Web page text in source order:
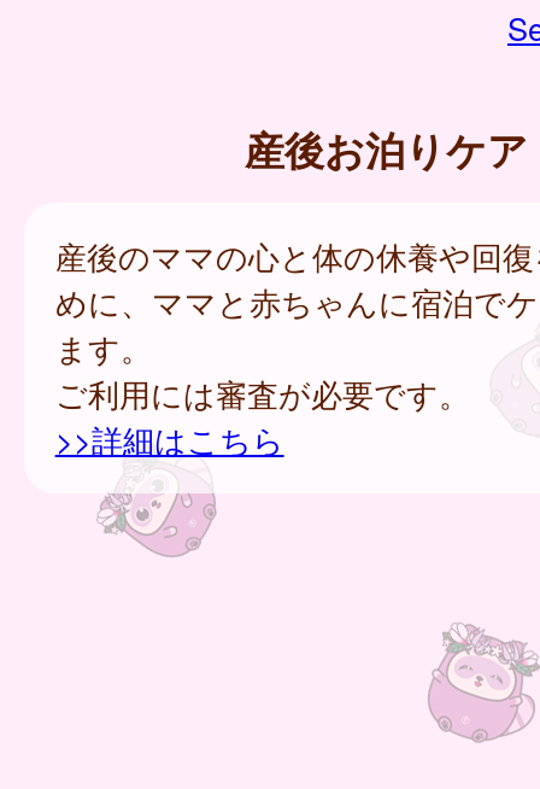
産後お泊りケア
産後のママの心と体の休養や回
めに、ママと赤ちゃんに宿泊で
ます。
ご利用には審査が必要です。
>>詳細はこちら